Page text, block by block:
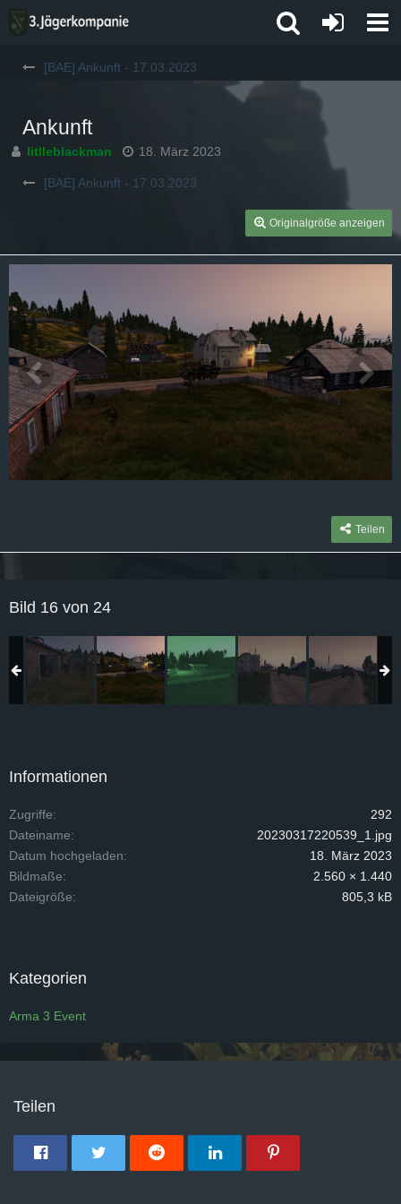
[BAE] Ankunft - 17.03.2023
Ankunft
litlleblackman 18. März 2023
[BAE] Ankunft - 17.03.2023
Originalgröße anzeigen
Teilen
Bild 16 von 24
Informationen
Zugriffe
292
Dateiname
20230317220539_1.jpg
Datum hochgeladen
18. März 2023
Bildmaße
2.560 × 1.440
Dateigröße
805,3 kB
Kategorien
Arma 3 Event
Teilen